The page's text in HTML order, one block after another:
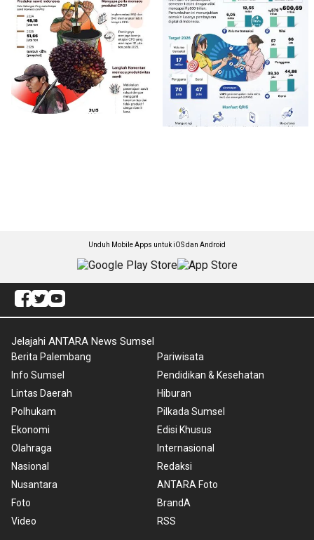
Unduh Mobile Apps untuk iOS dan Android
Jelajahi ANTARA News Sumsel
Berita Palembang
Info Sumsel
Lintas Daerah
Polhukam
Ekonomi
Olahraga
Nasional
Nusantara
Foto
Video
Pariwisata
Pendidikan & Kesehatan
Hiburan
Pilkada Sumsel
Edisi Khusus
Internasional
Redaksi
ANTARA Foto
BrandA
RSS